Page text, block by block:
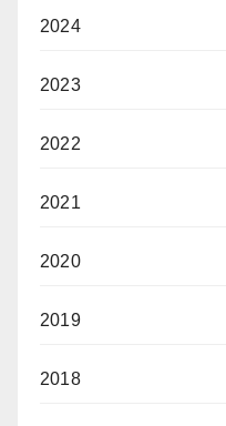
2024
2023
2022
2021
2020
2019
2018